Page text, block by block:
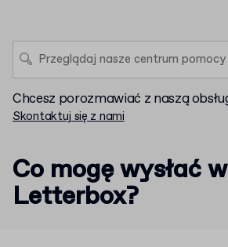
Chcesz porozmawiać z naszą
Skontaktuj się z nami
Co mogę wysłać
Letterbox?